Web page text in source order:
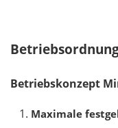
t
e
d
Betriebskonzept
Maximale